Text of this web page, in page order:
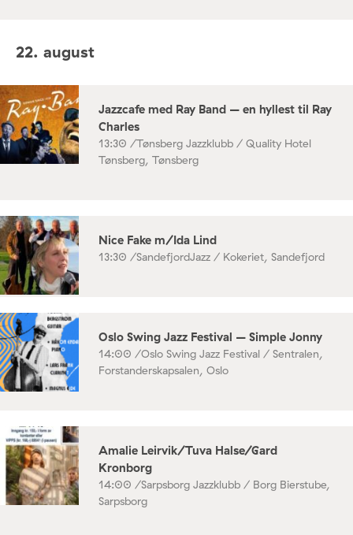
22. august
Jazzcafe med Ray Band – en hyllest til Ray
Charles
13:30 /Tønsberg Jazzklubb / Quality Hotel
Tønsberg, Tønsberg
Nice Fake m/Ida Lind
13:30 /SandefjordJazz / Kokeriet, Sandefjord
Oslo Swing Jazz Festival – Simple Jonny
14:00 /Oslo Swing Jazz Festival / Sentralen,
Forstanderskapsalen, Oslo
Amalie Leirvik/Tuva Halse/Gard
Kronborg
14:00 /Sarpsborg Jazzklubb / Borg Bierstube,
Sarpsborg